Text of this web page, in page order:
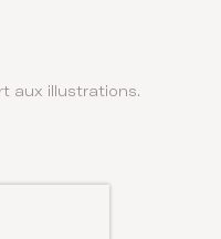
aux illustrations.